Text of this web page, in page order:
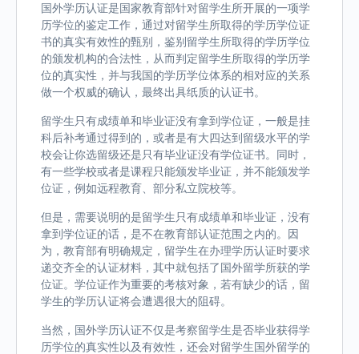
国外学历认证是国家教育部针对留学生所开展的一项学
历学位的鉴定工作，通过对留学生所取得的学历学位证
书的真实有效性的甄别，鉴别留学生所取得的学历学位
的颁发机构的合法性，从而判定留学生所取得的学历学
位的真实性，并与我国的学历学位体系的相对应的关系
做一个权威的确认，最终出具纸质的认证书。
留学生只有成绩单和毕业证没有拿到学位证，一般是挂
科后补考通过得到的，或者是有大四达到留级水平的学
校会让你选留级还是只有毕业证没有学位证书。同时，
有一些学校或者是课程只能颁发毕业证，并不能颁发学
位证，例如远程教育、部分私立院校等。
但是，需要说明的是留学生只有成绩单和毕业证，没有
拿到学位证的话，是不在教育部认证范围之内的。因
为，教育部有明确规定，留学生在办理学历认证时要求
递交齐全的认证材料，其中就包括了国外留学所获的学
位证。学位证作为重要的考核对象，若有缺少的话，留
学生的学历认证将会遭遇很大的阻碍。
当然，国外学历认证不仅是考察留学生是否毕业获得学
历学位的真实性以及有效性，还会对留学生国外留学的